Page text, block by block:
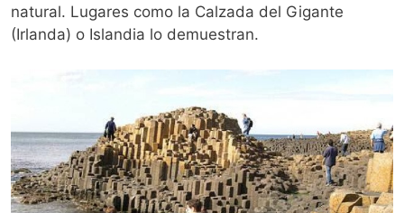
natural. Lugares como la Calzada del Gigante
(Irlanda) o Islandia lo demuestran.